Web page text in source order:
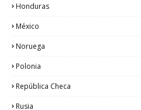
Honduras
México
Noruega
Polonia
República Checa
Rusia